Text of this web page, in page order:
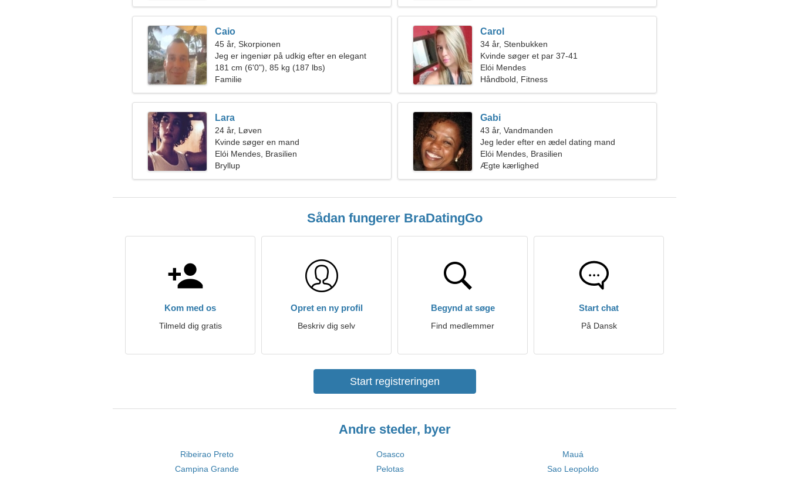
Caio
45 år, Skorpionen
Jeg er ingeniør på udkig efter en elegant
kvinde
181 cm (6'0"), 85 kg (187 lbs)
Familie
Carol
34 år, Stenbukken
Kvinde søger et par 37-41
Elói Mendes
Håndbold, Fitness
Lara
24 år, Løven
Kvinde søger en mand
Elói Mendes, Brasilien
Bryllup
Gabi
43 år, Vandmanden
Jeg leder efter en ædel dating mand
Elói Mendes, Brasilien
Ægte kærlighed
Sådan fungerer BraDatingGo
Kom med os
Tilmeld dig gratis
Opret en ny profil
Beskriv dig selv
Begynd at søge
Find medlemmer
Start chat
På Dansk
Start registreringen
Andre steder, byer
Ribeirao Preto Osasco
Mauá
Campina Grande
Pelotas
Sao Leopoldo